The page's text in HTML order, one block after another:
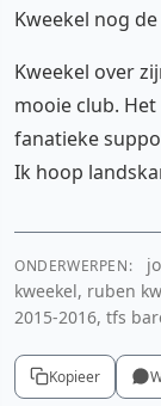
Kweekel nog
Kweekel over
mooie club.
fanatieke
Ik hoop
ONDERWERPEN:
kweekel, ruben
2015-2016, tfs
Kopieer